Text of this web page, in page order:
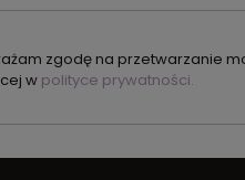
zgodę na przetwarzanie
w polityce prywatności.